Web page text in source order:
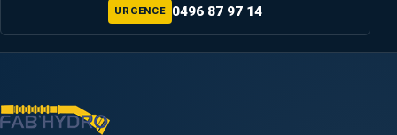
URGENCE 0496 87 97 14